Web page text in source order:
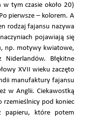
tym czasie około 20)
pierwsze – kolorem. A
rodzaj fajansu nazywa
pojawiają się
np. motywy kwiatowe,
Błękitne
XVII wieku zaczęto
manufaktury fajansu
w Anglii. Ciekawostką
rzemieślnicy pod koniec
papieru, które potem